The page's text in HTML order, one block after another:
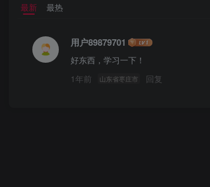
最新 最热
用户89879701
好东西，学习一下！
1年前
山东省枣庄市 回复